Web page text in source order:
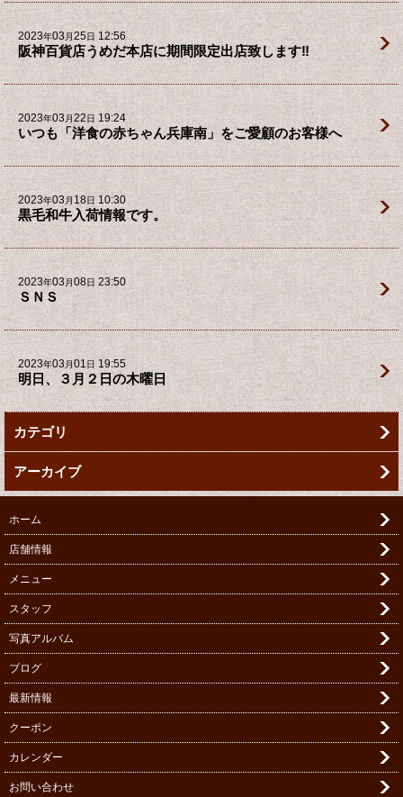
2023年03月25日12:56
阪神百貨店うめだ本店に期間限定出店致します‼️
2023年03月22日 19:24
いつも「洋食の赤ちゃん兵庫南」をご愛顧のお客様へ
2023年03月18日 10:30
黒毛和牛入荷情報です。
2023年03月08日 23:50
ＳＮＳ
2023年03月01日 19:55
明日、３月２日の木曜日
カテゴリ
アーカイブ
ホーム
店舗情報
メニュー
スタッフ
写真アルバム
ブログ
最新情報
クーポン
カレンダー
お問い合わせ